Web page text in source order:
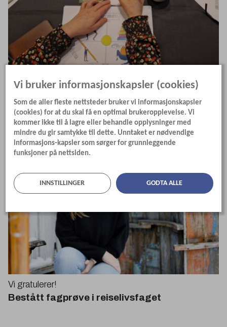
Hva skjer i2025?
Medlemsaktiviteter 2025
Vi gratulerer!
Bestått fagprøve i reiselivsfaget
Vi bruker informasjonskapsler (cookies)
Som de aller fleste nettsteder bruker vi informasjonskapsler
(cookies) for at du skal få en optimal brukeropplevelse. Vi
kommer ikke til å lagre eller behandle opplysninger med
mindre du gir samtykke til dette. Unntaket er nødvendige
informasjons-kapsler som sørger for grunnleggende
funksjoner på nettsiden.
INNSTILLINGER GODTA ALLE